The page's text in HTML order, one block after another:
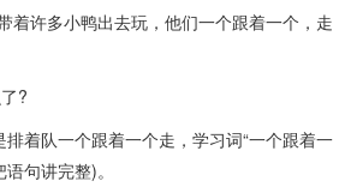
许多小鸭出去玩，他们一个跟着一个，走
?
着队一个跟着一个走，学习词“一个跟着一
句讲完整)。